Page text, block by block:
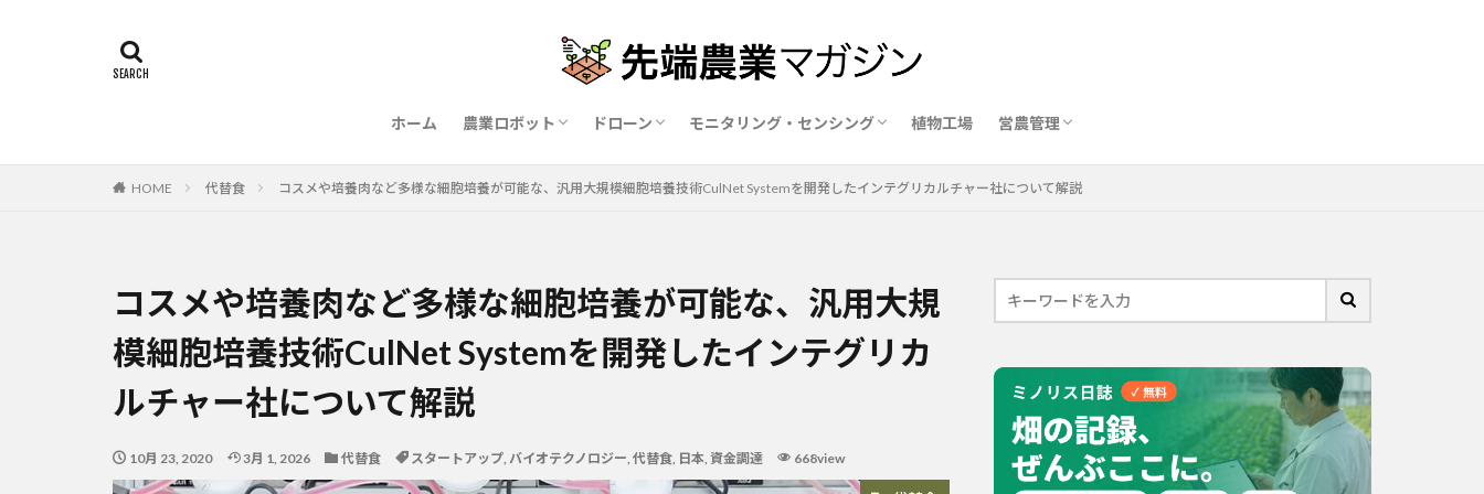
ホーム 農業ロボット
農業ロボットメーカー比較15社
ドローン
ドローン農薬散布の代行業者比較
ハウス用遮光剤・遮熱剤の比較
モニタリング・センシング
農業用環境制御システム比較
植物工場 営農管理
圃場管理アプリおすすめ10選
農業用トイレ比較
バイオスティミュラント完全ガイド
HOME 代替食 コスメや培養肉など多様な細胞培養が可能な、汎用大規模細胞培養技術CulNet Systemを開発したインテグリカルチャー社について解説
コスメや培養肉など多様な細胞培養が可能な、汎用大規
模細胞培養技術CulNet Systemを開発したインテグリカ
ルチャー社について解説
10月 23, 2020 3月 1, 2026 代替食 スタートアップ, バイオテクノロジー, 代替食, 日本, 資金調達 668view